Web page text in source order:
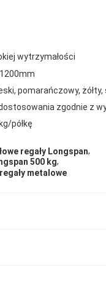
wytrzymałości
pomarańczowy, żółty,
zgodnie z
półkę
regały Longspan,
500 kg,
metalowe